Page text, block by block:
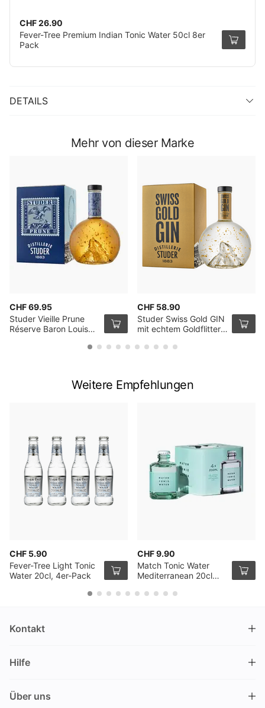
CHF 26.90
Fever-Tree Premium Indian Tonic Water 50cl 8er
Pack
DETAILS
Mehr von dieser Marke
CHF 69.95
Studer Vieille Prune
Réserve Baron Louis
CHF 58.90
Studer Swiss Gold GIN
mit echtem Goldflitter,
Weitere Empfehlungen
CHF 5.90
Fever-Tree Light Tonic
Water 20cl, 4er-Pack
CHF 9.90
Match Tonic Water
Mediterranean 20cl
Kontakt
Nüschelerstrasse 35
Schweiz
Hilfe
Über uns